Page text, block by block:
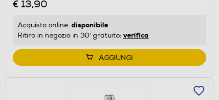
€ 13,90
Acquisto online: disponibile
Ritiro in negozio in 30' gratuito: verifica
AGGIUNGI